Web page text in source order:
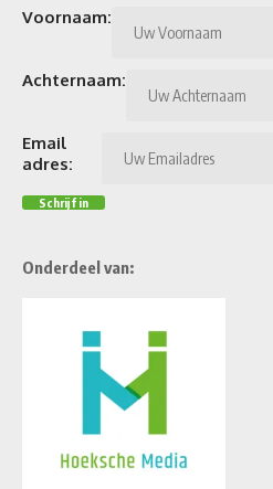
Voornaam:
Achternaam:
Email
adres:
Onderdeel van: